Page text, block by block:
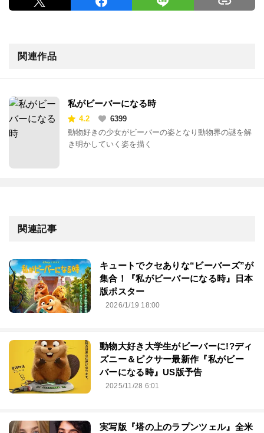
関連作品
私がビーバーになる時
4.2
6399
動物好きの少女がビーバーの姿となり動物界の謎を解
き明かしていく姿を描く
関連記事
キュートでクセありな“ビーバーズ”が
集合！『私がビーバーになる時』日本
版ポスター
2026/1/19 18:00
動物大好き大学生がビーバーに!?ディ
ズニー＆ピクサー最新作『私がビー
バーになる時』US版予告
2025/11/28 6:01
実写版『塔の上のラプンツェル』全米